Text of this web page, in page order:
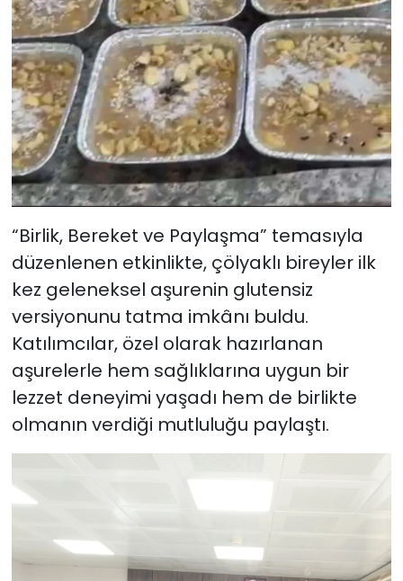
“Birlik, Bereket ve Paylaşma” temasıyla
düzenlenen etkinlikte, çölyaklı bireyler ilk
kez geleneksel aşurenin glutensiz
versiyonunu tatma imkânı buldu.
Katılımcılar, özel olarak hazırlanan
aşurelerle hem sağlıklarına uygun bir
lezzet deneyimi yaşadı hem de birlikte
olmanın verdiği mutluluğu paylaştı.